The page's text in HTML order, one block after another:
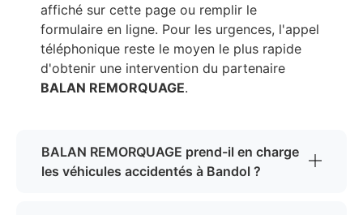
affiché sur cette page ou remplir le
formulaire en ligne. Pour les urgences, l'appel
téléphonique reste le moyen le plus rapide
d'obtenir une intervention du partenaire
BALAN REMORQUAGE.
BALAN REMORQUAGE prend-il en charge
les véhicules accidentés à Bandol ?